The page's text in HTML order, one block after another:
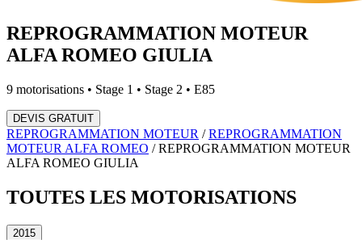
REPROGRAMMATION MOTEUR
ALFA ROMEO GIULIA
9 motorisations • Stage 1 • Stage 2 • E85
DEVIS GRATUIT
REPROGRAMMATION MOTEUR /REPROGRAMMATION
MOTEUR ALFA ROMEO /REPROGRAMMATION MOTEUR
ALFA ROMEO GIULIA
TOUTES LES MOTORISATIONS
2015